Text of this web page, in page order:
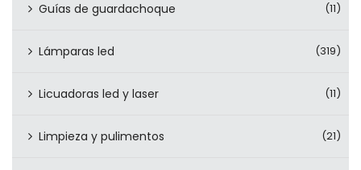
Guías de guardachoque (11)
Lámparas led (319)
Licuadoras led y laser (11)
Limpieza y pulimentos (21)